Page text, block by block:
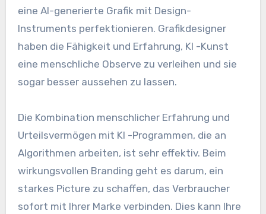
eine AI-generierte Grafik mit Design-
Instruments perfektionieren. Grafikdesigner
haben die Fähigkeit und Erfahrung, KI -Kunst
eine menschliche Observe zu verleihen und sie
sogar besser aussehen zu lassen.
Die Kombination menschlicher Erfahrung und
Urteilsvermögen mit KI -Programmen, die an
Algorithmen arbeiten, ist sehr effektiv. Beim
wirkungsvollen Branding geht es darum, ein
starkes Picture zu schaffen, das Verbraucher
sofort mit Ihrer Marke verbinden. Dies kann Ihre